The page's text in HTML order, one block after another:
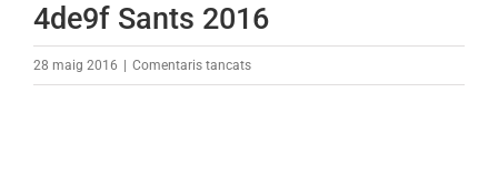
4de9f Sants 2016
28 maig 2016 Comentaris tancatsa